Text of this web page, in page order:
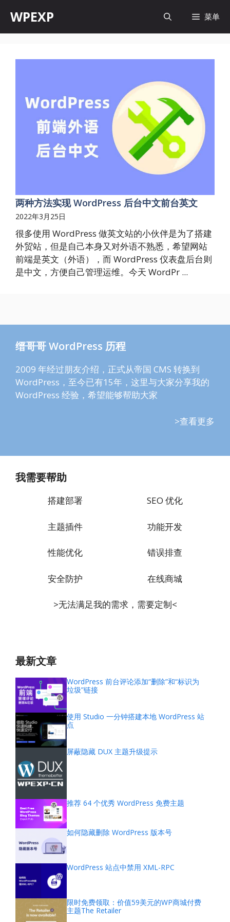
内
WPEXP 菜单
两种方法实现 WordPress 后台中文前台英文
2022年3月25日
很多使用 WordPress 做英文站的小伙伴是为了搭建
外贸站，但是自己本身又对外语不熟悉，希望网站
前端是英文（外语），而 WordPress 仪表盘后台则
是中文，方便自己管理运维。今天 WordPr ...
缙哥哥 WordPress 历程
2009 年经过朋友介绍，正式从帝国 CMS 转换到
WordPress，至今已有15年，这里与大家分享我的
WordPress 经验，希望能够帮助大家
>查看更多
我需要帮助
搭建部署
主题插件
性能优化
安全防护
SEO 优化
功能开发
错误排查
在线商城
>无法满足我的需求，需要定制<
最新文章
WordPress 前台评论添加“删除”和“标识为
垃圾”链接
使用 Studio 一分钟搭建本地 WordPress 站
点
屏蔽隐藏 DUX 主题升级提示
推荐 64 个优秀 WordPress 免费主题
如何隐藏删除 WordPress 版本号
WordPress 站点中禁用 XML-RPC
限时免费领取：价值59美元的WP商城付费
主题The Retailer